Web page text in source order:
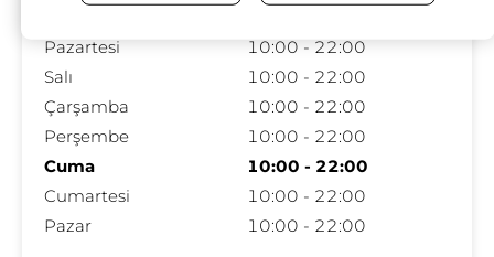
Pazartesi
10:00 - 22:00
Salı
10:00 - 22:00
Çarşamba
10:00 - 22:00
Perşembe
10:00 - 22:00
Cuma
10:00 - 22:00
Cumartesi
10:00 - 22:00
Pazar
10:00 - 22:00